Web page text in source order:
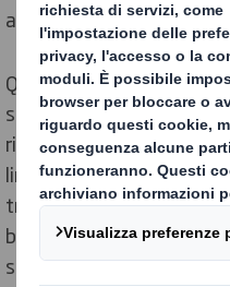
anche per la società.
Quando parliamo di
stiamo riferendo al nostro
risorse. Questo modello è
lineare, in cui le materie
trasformate in prodotti,
brevissimo tempo e poi
smaltisci.